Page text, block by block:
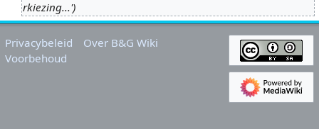
0
w
e
rkiezing...'
Privacybeleid
Over B&G Wiki
Voorbehoud